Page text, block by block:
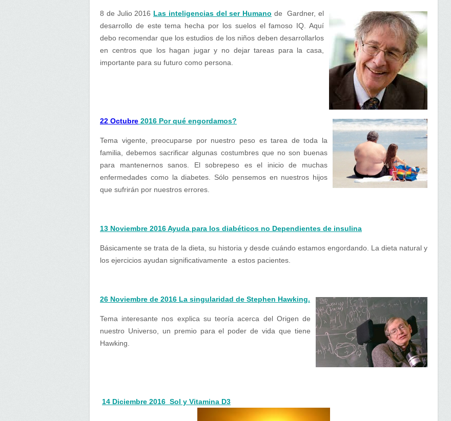
8 de Julio 2016 Las inteligencias del ser Humano de Gardner, el
desarrollo de este tema hecha por los suelos el famoso IQ. Aquí
debo recomendar que los estudios de los niños deben desarrollarlos
en centros que los hagan jugar y no dejar tareas para la casa,
importante para su futuro como persona.
22 Octubre 2016 Por qué engordamos?
Tema vigente, preocuparse por nuestro peso es tarea de toda la
familia, debemos sacrificar algunas costumbres que no son buenas
para mantenernos sanos. El sobrepeso es el inicio de muchas
enfermedades como la diabetes. Sólo pensemos en nuestros hijos
que sufrirán por nuestros errores.
13 Noviembre 2016 Ayuda para los diabéticos no Dependientes de insulina
Básicamente se trata de la dieta, su historia y desde cuándo estamos engordando. La dieta natural y
los ejercicios ayudan significativamente a estos pacientes.
26 Noviembre de 2016 La singularidad de Stephen Hawking.
Tema interesante nos explica su teoría acerca del Origen de
nuestro Universo, un premio para el poder de vida que tiene
Hawking.
14 Diciembre 2016 Sol y Vitamina D3